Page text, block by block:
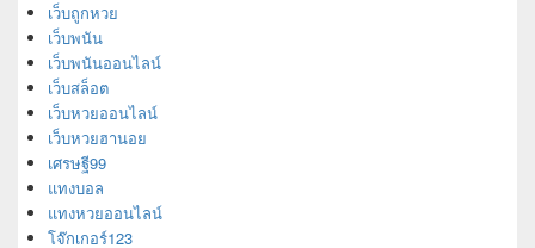
เว็บถูกหวย
เว็บพนัน
เว็บพนันออนไลน์
เว็บสล็อต
เว็บหวยออนไลน์
เว็บหวยฮานอย
เศรษฐี99
แทงบอล
แทงหวยออนไลน์
โจ๊กเกอร์123